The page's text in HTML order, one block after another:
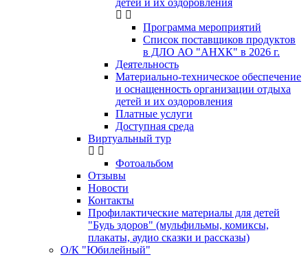
детей и их оздоровления
Программа мероприятий
Список поставщиков продуктов
в ДЛО АО "АНХК" в 2026 г.
Деятельность
Материально-техническое обеспечение
и оснащенность организации отдыха
детей и их оздоровления
Платные услуги
Доступная среда
Виртуальный тур
Фотоальбом
Отзывы
Новости
Контакты
Профилактические материалы для детей
"Будь здоров" (мульфильмы, комиксы,
плакаты, аудио сказки и рассказы)
О/К "Юбилейный"